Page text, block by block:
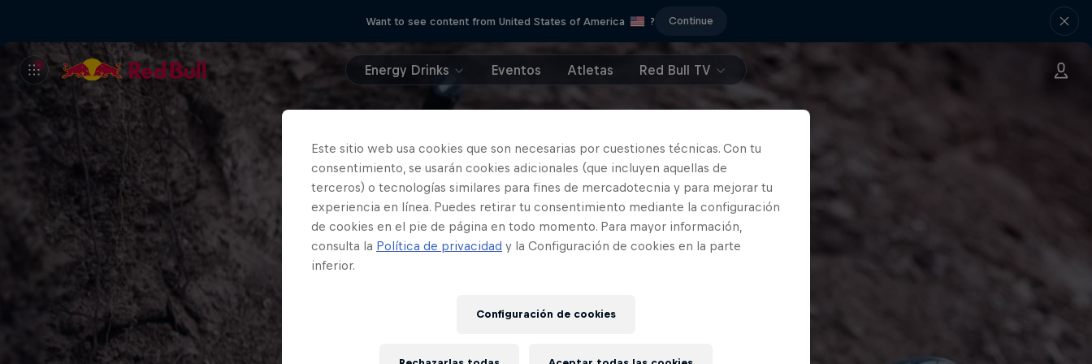
Want to see content from United States of America ? Continue
Energy Drinks Eventos Atletas Red Bull TV
Este sitio web usa cookies que son necesarias por cuestiones técnicas. Con tu
consentimiento, se usarán cookies adicionales (que incluyen aquellas de
terceros) o tecnologías similares para fines de mercadotecnia y para mejorar tu
experiencia en línea. Puedes retirar tu consentimiento mediante la configuración
de cookies en el pie de página en todo momento. Para mayor información,
consulta la Política de privacidad y la Configuración de cookies en la parte
inferior.
Configuración de cookies